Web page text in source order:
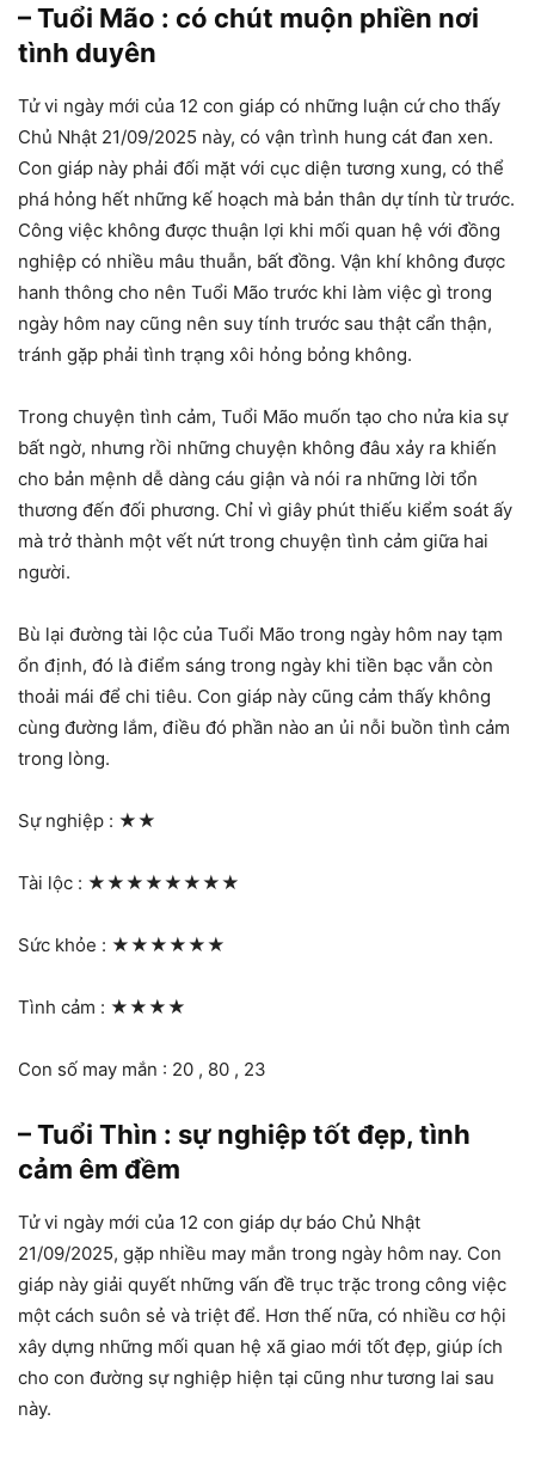
– Tuổi Mão : có chút muộn phiền nơi
tình duyên
Tử vi ngày mới của 12 con giáp có những luận cứ cho thấy
Chủ Nhật 21/09/2025 này, có vận trình hung cát đan xen.
Con giáp này phải đối mặt với cục diện tương xung, có thể
phá hỏng hết những kế hoạch mà bản thân dự tính từ trước.
Công việc không được thuận lợi khi mối quan hệ với đồng
nghiệp có nhiều mâu thuẫn, bất đồng. Vận khí không được
hanh thông cho nên Tuổi Mão trước khi làm việc gì trong
ngày hôm nay cũng nên suy tính trước sau thật cẩn thận,
tránh gặp phải tình trạng xôi hỏng bỏng không.
Trong chuyện tình cảm, Tuổi Mão muốn tạo cho nửa kia sự
bất ngờ, nhưng rồi những chuyện không đâu xảy ra khiến
cho bản mệnh dễ dàng cáu giận và nói ra những lời tổn
thương đến đối phương. Chỉ vì giây phút thiếu kiểm soát ấy
mà trở thành một vết nứt trong chuyện tình cảm giữa hai
người.
Bù lại đường tài lộc của Tuổi Mão trong ngày hôm nay tạm
ổn định, đó là điểm sáng trong ngày khi tiền bạc vẫn còn
thoải mái để chi tiêu. Con giáp này cũng cảm thấy không
cùng đường lắm, điều đó phần nào an ủi nỗi buồn tình cảm
trong lòng.
Sự nghiệp : ★★
Tài lộc : ★★★★★★★★
Sức khỏe : ★★★★★★
Tình cảm : ★★★★
Con số may mắn : 20 , 80 , 23
– Tuổi Thìn : sự nghiệp tốt đẹp, tình
cảm êm đềm
Tử vi ngày mới của 12 con giáp dự báo Chủ Nhật
21/09/2025, gặp nhiều may mắn trong ngày hôm nay. Con
giáp này giải quyết những vấn đề trục trặc trong công việc
một cách suôn sẻ và triệt để. Hơn thế nữa, có nhiều cơ hội
xây dựng những mối quan hệ xã giao mới tốt đẹp, giúp ích
cho con đường sự nghiệp hiện tại cũng như tương lai sau
này.